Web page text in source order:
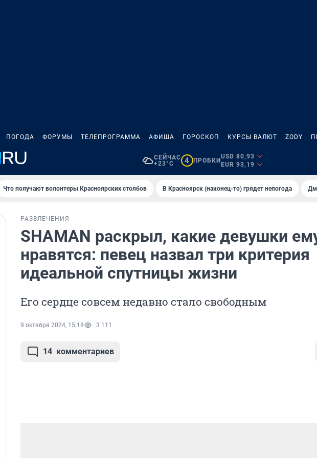
ПОГОДА ФОРУМЫ ТЕЛЕПРОГРАММА АФИША ГОРОСКОП КУРСЫ ВАЛЮТ ZODY
СЕЙЧАС
+23°C
4 ПРОБКИ
USD 80,93
EUR 93,19
Что получают волонтеры Красноярских столбов В Крaсноярск (нaконец-то) грядет непогодa
РАЗВЛЕЧЕНИЯ
SHAMAN раскрыл, какие девушки
нравятся: певец назвал три критерия
идеальной спутницы жизни
Его сердце совсем недавно стало свободным
9 октября 2024, 15:18 3 111
14 комментариев